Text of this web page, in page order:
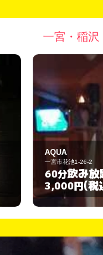
一宮・稲沢
一宮市天
60分